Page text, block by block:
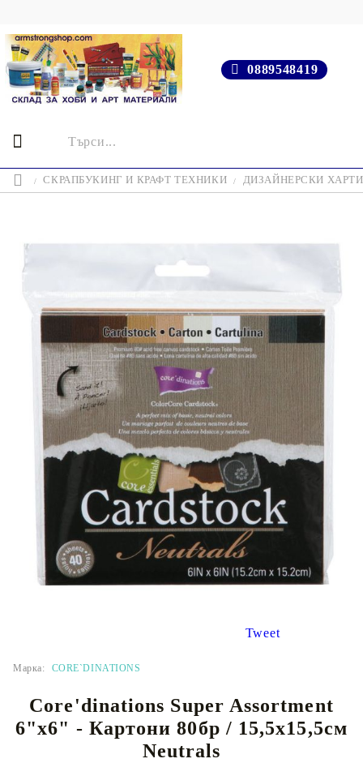
0889548419
СКРАПБУКИНГ И КРАФТ ТЕХНИКИ ДИЗАЙНЕРСКИ
Tweet
Марка: CORE`DINATIONS
Core'dinations Super Assortment
6"x6" - Картони 80бр / 15,5х15,5см
Neutrals